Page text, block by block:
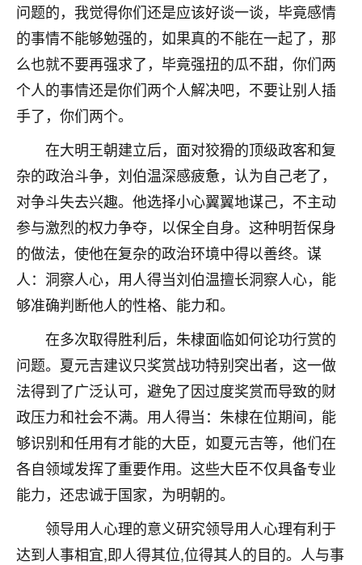
问题的，我觉得你们还是应该好谈一谈，毕竟感情
的事情不能够勉强的，如果真的不能在一起了，那
么也就不要再强求了，毕竟强扭的瓜不甜，你们两
个人的事情还是你们两个人解决吧，不要让别人插
手了，你们两个。
在大明王朝建立后，面对狡猾的顶级政客和复
杂的政治斗争，刘伯温深感疲惫，认为自己老了，
对争斗失去兴趣。他选择小心翼翼地谋己，不主动
参与激烈的权力争夺，以保全自身。这种明哲保身
的做法，使他在复杂的政治环境中得以善终。谋
人：洞察人心，用人得当刘伯温擅长洞察人心，能
够准确判断他人的性格、能力和。
在多次取得胜利后，朱棣面临如何论功行赏的
问题。夏元吉建议只奖赏战功特别突出者，这一做
法得到了广泛认可，避免了因过度奖赏而导致的财
政压力和社会不满。用人得当：朱棣在位期间，能
够识别和任用有才能的大臣，如夏元吉等，他们在
各自领域发挥了重要作用。这些大臣不仅具备专业
能力，还忠诚于国家，为明朝的。
领导用人心理的意义研究领导用人心理有利于
达到人事相宜,即人得其位,位得其人的目的。人与事
鹿森：是的，其实跟老师聊过之后，最大的感
触，首先就是心态会变好，万般皆是命，半点
不由人！
1天前 来自四川 9
我也想找老师看看，有没有人给个联系方式的啊？
鹿森：慧来老师微信：gjsy0624
1天前 来自江西 12
青春168
我也想要，我也想要！
2天前 来自山西
Jessica李
老师做不做超度法事？我想给我奶奶做超度，她今年
刚去世了。
七零老顽童：我母亲前年离世，刚开始我经常
做梦梦见她，后来也是朋友介绍，找到慧来老
师，安排了超度法事，做梦再也没有梦到过
了，一开始是半信半疑的，图个心安，给亡母
超度，现在看来，人不信也不行。
2天前 来自云南